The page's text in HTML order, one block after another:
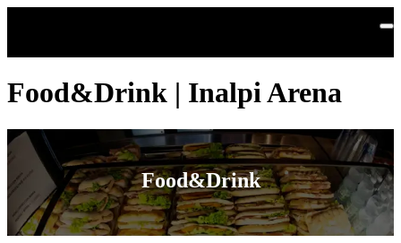
Food&Drink | Inalpi Arena
Food&Drink